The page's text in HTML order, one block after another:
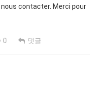
contacter. Merci pour
0 댓글